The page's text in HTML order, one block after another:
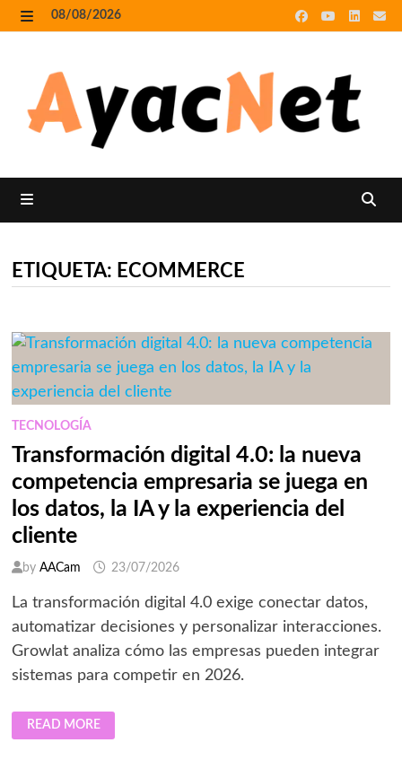
Skip
to
08/08/2026
ETIQUETA: ECOMMERCE
TECNOLOGÍA
Transformación digital 4.0: la nueva
competencia empresaria se juega en
los datos, la IA y la experiencia del
cliente
by AACam 23/07/2026
La transformación digital 4.0 exige conectar datos,
automatizar decisiones y personalizar interacciones.
Growlat analiza cómo las empresas pueden integrar
sistemas para competir en 2026.
TRANSFORMACIÓN
DIGITAL
4.0:
READ MORE